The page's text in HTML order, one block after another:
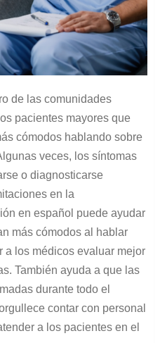
de las comunidades
pacientes mayores que
cómodos hablando sobre
veces, los síntomas
o diagnosticarse
en la
en español puede ayudar
más cómodos al hablar
a los médicos evaluar mejor
También ayuda a que las
durante todo el
contar con personal
a los pacientes en el